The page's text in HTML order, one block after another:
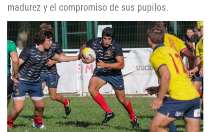
madurez y el compromiso de sus pupilos.